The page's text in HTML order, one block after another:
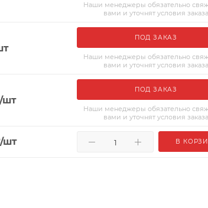
Наши менеджеры обязательно
вами и уточнят условия заказа
ПОД ЗАКАЗ
Наши менеджеры обязательно
вами и уточнят условия заказа
шт
ПОД ЗАКАЗ
Наши менеджеры обязательно
вами и уточнят условия заказа
/шт В